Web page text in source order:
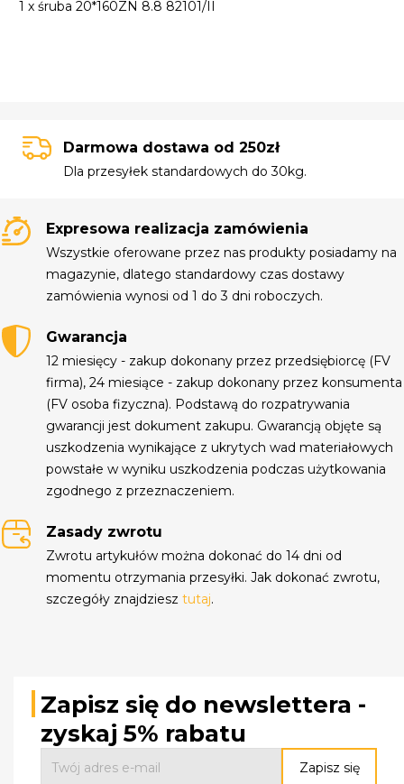
1 x śruba 20*160ZN 8.8 82101/II
Darmowa dostawa od 250zł
Dla przesyłek standardowych do 30kg.
Expresowa realizacja zamówienia
Wszystkie oferowane przez nas produkty posiadamy na
magazynie, dlatego standardowy czas dostawy
zamówienia wynosi od 1 do 3 dni roboczych.
Gwarancja
12 miesięcy - zakup dokonany przez przedsiębiorcę (FV
firma), 24 miesiące - zakup dokonany przez konsumenta
(FV osoba fizyczna). Podstawą do rozpatrywania
gwarancji jest dokument zakupu. Gwarancją objęte są
uszkodzenia wynikające z ukrytych wad materiałowych
powstałe w wyniku uszkodzenia podczas użytkowania
zgodnego z przeznaczeniem.
Zasady zwrotu
Zwrotu artykułów można dokonać do 14 dni od
momentu otrzymania przesyłki. Jak dokonać zwrotu,
szczegóły znajdziesztutaj.
Zapisz się do newslettera -
zyskaj 5% rabatu